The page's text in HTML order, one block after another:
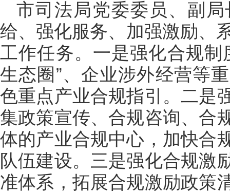
市司法局党委委员、副
给、强化服务、加强激励、
工作任务。一是强化合规制
生态圈”、企业涉外经营等
色重点产业合规指引。二是
集政策宣传、合规咨询、合
体的产业合规中心，加快合
队伍建设。三是强化合规激
准体系，拓展合规激励政策